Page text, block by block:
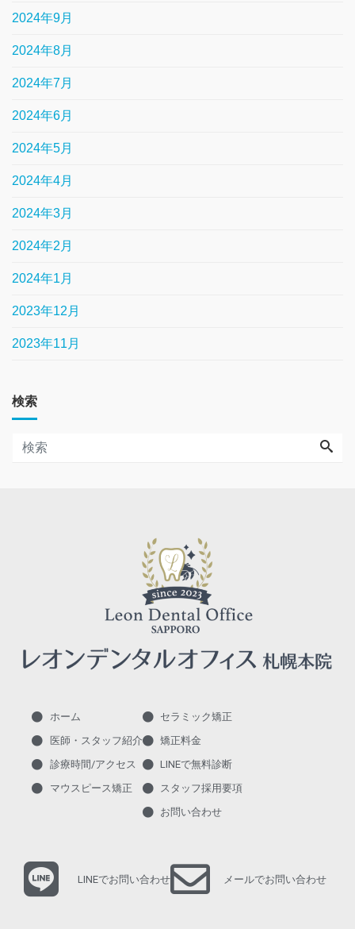
2024年9月
2024年8月
2024年7月
2024年6月
2024年5月
2024年4月
2024年3月
2024年2月
2024年1月
2023年12月
2023年11月
検索
ホーム
医師・スタッフ紹介
診療時間/アクセス
マウスピース矯正
セラミック矯正
矯正料金
LINEで無料診断
スタッフ採用要項
お問い合わせ
LINEでお問い合わせ メールでお問い合わせ